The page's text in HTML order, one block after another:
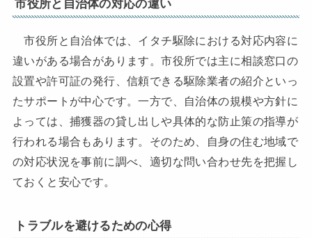
市役所と自治体の対応の違い
市役所と自治体では、イタチ駆除における対応内容に
違いがある場合があります。市役所では主に相談窓口の
設置や許可証の発行、信頼できる駆除業者の紹介といっ
たサポートが中心です。一方で、自治体の規模や方針に
よっては、捕獲器の貸し出しや具体的な防止策の指導が
行われる場合もあります。そのため、自身の住む地域で
の対応状況を事前に調べ、適切な問い合わせ先を把握し
ておくと安心です。
トラブルを避けるための心得